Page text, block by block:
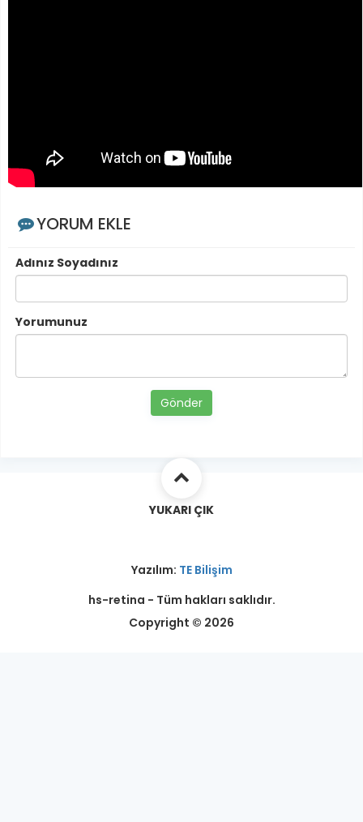
YORUM EKLE
Adınız Soyadınız
Yorumunuz
Gönder
YUKARI ÇIK
Yazılım: TE Bilişim
hs-retina - Tüm hakları saklıdır.
Copyright © 2026